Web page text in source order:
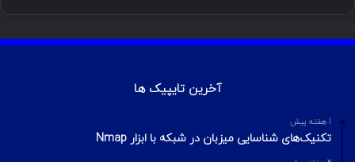
آخرین تایپیک ها
1 هفته پیش
تکنیک‌های شناسایی میزبان در شبکه با ابزار Nmap